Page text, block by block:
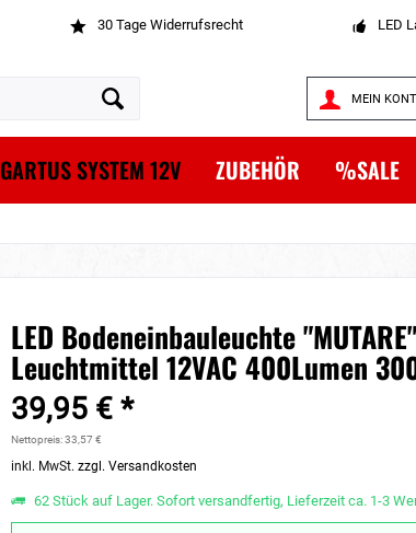
30 Tage Widerrufsrecht LED
MEIN
GARTUS SYSTEM 12V ZUBEHÖR %SALE
LED Bodeneinbauleuchte
Leuchtmittel 12VAC 400Lumen
39,95 € *
Nettopreis: 33,57 €
inkl. MwSt.zzgl. Versandkosten
62 Stück auf Lager. Sofort versandfertig, Lieferzeit ca. 1-3